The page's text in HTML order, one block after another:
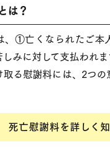
は？
、①亡くなられたご本
しみに対して支払われ
取る慰謝料には、2つの
死亡慰謝料を詳しく